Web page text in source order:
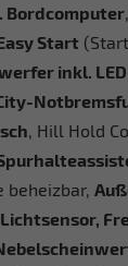
Bordcomputer
Start
inkl.
, Hill Hold
beheizbar,